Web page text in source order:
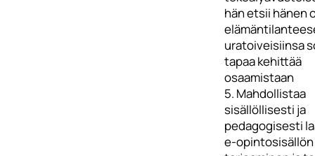
hän etsii hänen
uratoiveisiinsa
tapaa kehittää
osaamistaan
5. Mahdollistaa
sisällöllisesti ja
pedagogisesti
e-opintosisällön